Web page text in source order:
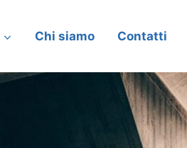
Chi siamo Contatti